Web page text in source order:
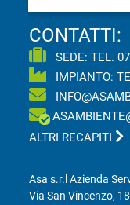
CONTATTI:
SEDE: TEL.
IMPIANTO:
ALTRI RECAPITI
Asa s.r.l Azienda
Via San Vincenzo,